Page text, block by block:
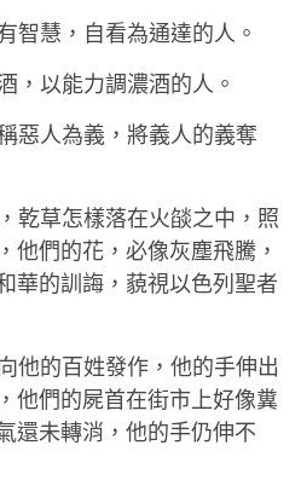
智慧，自看為通達的人。
，以能力調濃酒的人。
惡人為義，將義人的義奪
乾草怎樣落在火燄之中，照
他們的花，必像灰塵飛騰，
華的訓誨，藐視以色列聖者
他的百姓發作，他的手伸出
他們的屍首在街市上好像糞
還未轉消，他的手仍伸不